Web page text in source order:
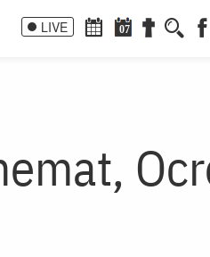
LIVE 07